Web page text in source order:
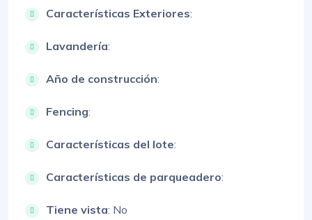
Características Exteriores:
Lavandería:
Año de construcción:
Fencing:
Características del lote:
Características de parqueadero:
Tiene vista: No